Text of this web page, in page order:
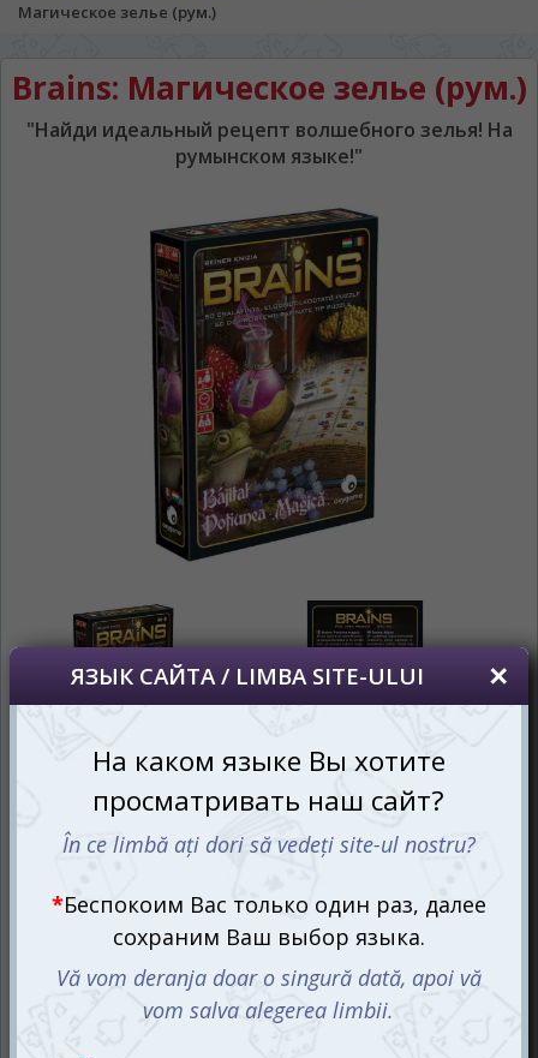
Магическое зелье (рум.)
Brains: Магическое зелье (рум.)
"Найди идеальный рецепт волшебного зелья! На
румынском языке!"
ЯЗЫК САЙТА / LIMBA SITE-ULUI
На каком языке Вы хотите
просматривать наш сайт?
În ce limbă ați dori să vedeți site-ul nostru?
Беспокоим Вас только один раз, далее
сохраним Ваш выбор языка.
Vă vom deranja doar o singură dată, apoi vă
vom salva alegerea limbii.
Если вы хотите переключить язык
сайта, то это можно всегда сделать в
правом верхнем углу страницы.
Dacă doriți să schimbați limba site-ului, puteți
oricând să faceți asta în colțul din dreapta sus
al paginii.